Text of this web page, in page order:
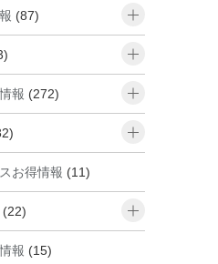
(87)
報 (272)
お得情報 (11)
(22)
報 (15)